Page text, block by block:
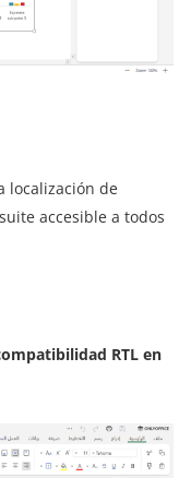
localización de
accesible a todos
RTL en